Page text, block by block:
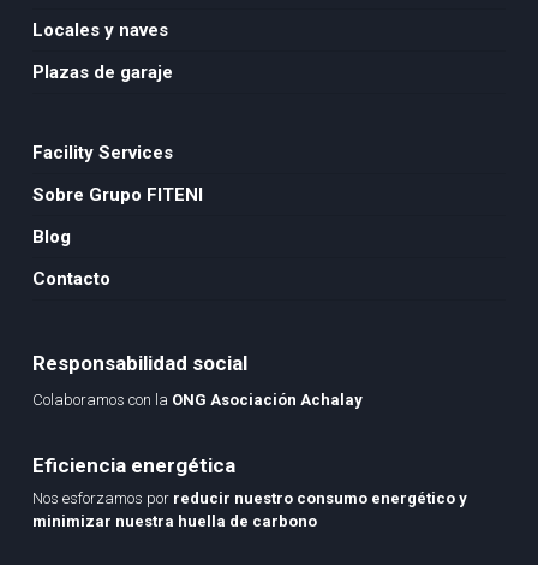
Locales y naves
Plazas de garaje
Facility Services
Sobre Grupo FITENI
Blog
Contacto
Responsabilidad social
Colaboramos con la ONG Asociación Achalay
Eficiencia energética
Nos esforzamos por reducir nuestro consumo energético y
minimizar nuestra huella de carbono